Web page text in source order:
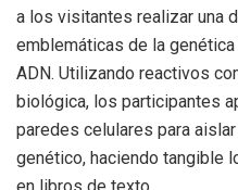
a los visitantes realizar una
emblemáticas de la
ADN. Utilizando reactivos
biológica, los participantes
paredes celulares para
genético, haciendo tangible
en libros de texto.